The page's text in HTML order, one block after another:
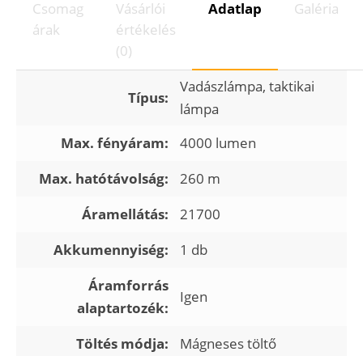
Csomag
árak
Vásárlói
értékelés
(0)
Adatlap Galéria
Típus:
Vadászlámpa, taktikai
lámpa
Max. fényáram:
4000 lumen
Max. hatótávolság:
260 m
Áramellátás:
21700
Akkumennyiség:
1 db
Áramforrás
alaptartozék:
Igen
Töltés módja:
Mágneses töltő